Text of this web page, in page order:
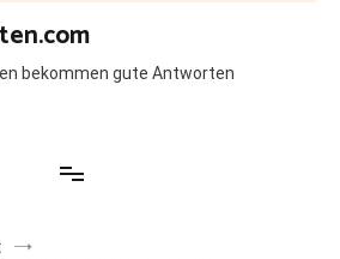
bekommen gute Antworten